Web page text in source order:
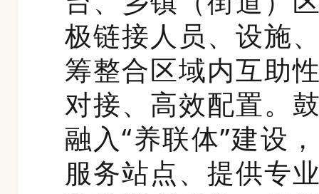
极链接人员、设施
筹整合区域内互助
对接、高效配置。
融入“养联体”建设
服务站点、提供专